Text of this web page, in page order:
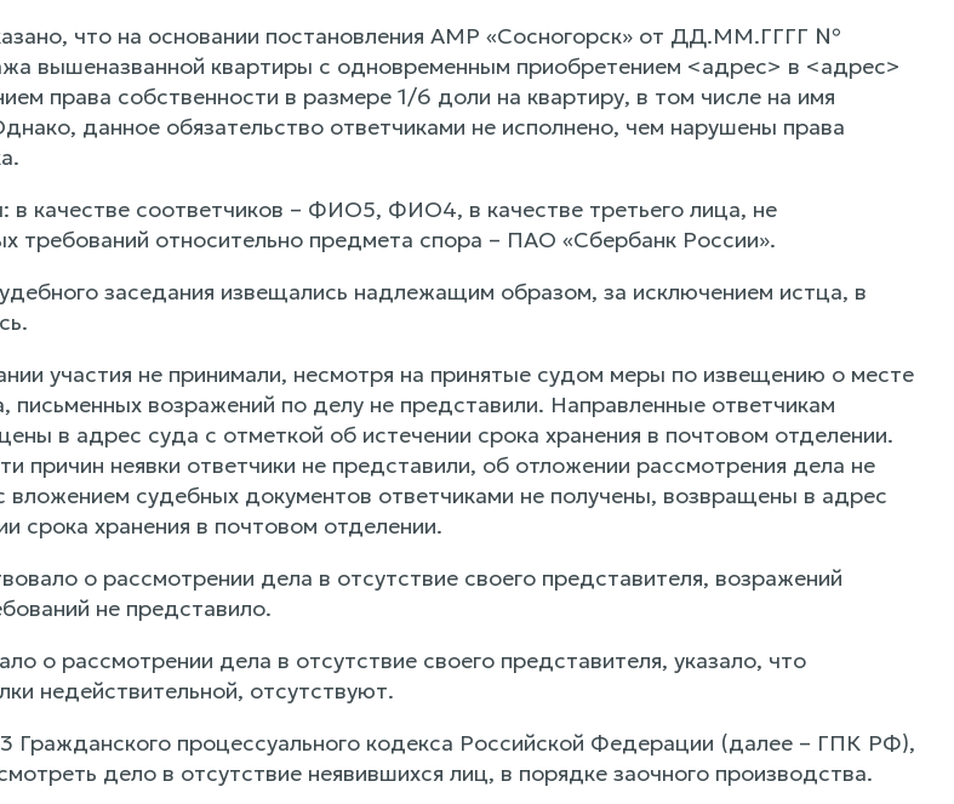
что на основании постановления АМР «Сосногорск» от ДД.ММ.ГГГГ №
вышеназванной квартиры с одновременным приобретением <адрес> в <адрес>
права собственности в размере 1/6 доли на квартиру, в том числе на имя
данное обязательство ответчиками не исполнено, чем нарушены права
в качестве соответчиков – ФИО5, ФИО4, в качестве третьего лица, не
требований относительно предмета спора – ПАО «Сбербанк России».
заседания извещались надлежащим образом, за исключением истца, в
участия не принимали, несмотря на принятые судом меры по извещению о месте
письменных возражений по делу не представили. Направленные ответчикам
в адрес суда с отметкой об истечении срока хранения в почтовом отделении.
причин неявки ответчики не представили, об отложении рассмотрения дела не
вложением судебных документов ответчиками не получены, возвращены в адрес
срока хранения в почтовом отделении.
о рассмотрении дела в отсутствие своего представителя, возражений
не представило.
о рассмотрении дела в отсутствие своего представителя, указало, что
недействительной, отсутствуют.
Гражданского процессуального кодекса Российской Федерации (далее – ГПК РФ),
дело в отсутствие неявившихся лиц, в порядке заочного производства.